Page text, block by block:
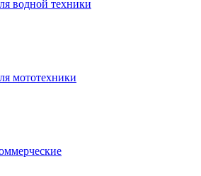
водной техники
мототехники